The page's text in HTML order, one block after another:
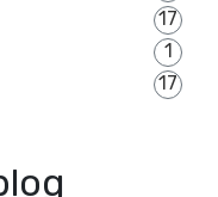
17
1
17